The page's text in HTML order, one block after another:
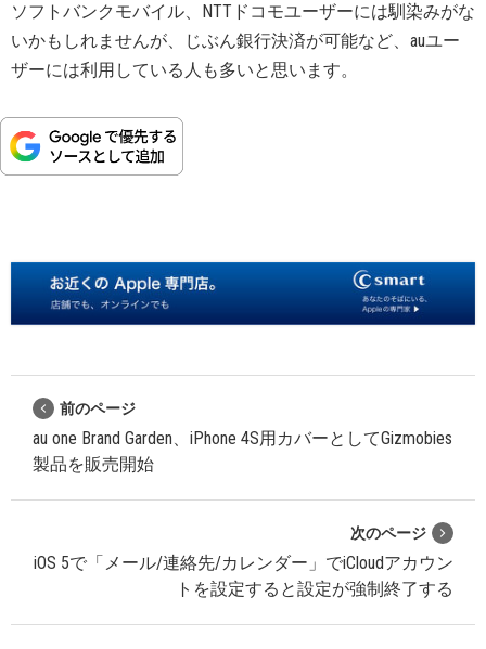
ソフトバンクモバイル、NTTドコモユーザーには馴染みがな
いかもしれませんが、じぶん銀行決済が可能など、auユー
ザーには利用している人も多いと思います。
前のページ
au one Brand Garden、iPhone 4S用カバーとしてGizmobies
製品を販売開始
次のページ
iOS 5で「メール/連絡先/カレンダー」でiCloudアカウン
トを設定すると設定が強制終了する